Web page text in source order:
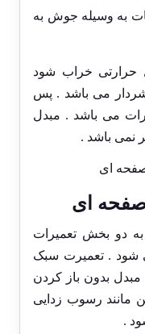
به وسیله جوش به
حرارتی خراب شود
می باشد . پس
می باشد . مبدل
نمی باشد .
صفحه ای
دو بخش تعمیرات
شود . تعمیرت سبک
بدون باز کردن
مانند رسوب زدایی
.